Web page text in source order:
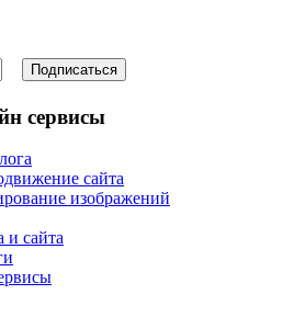
сервисы
сайта
изображений
и сайта